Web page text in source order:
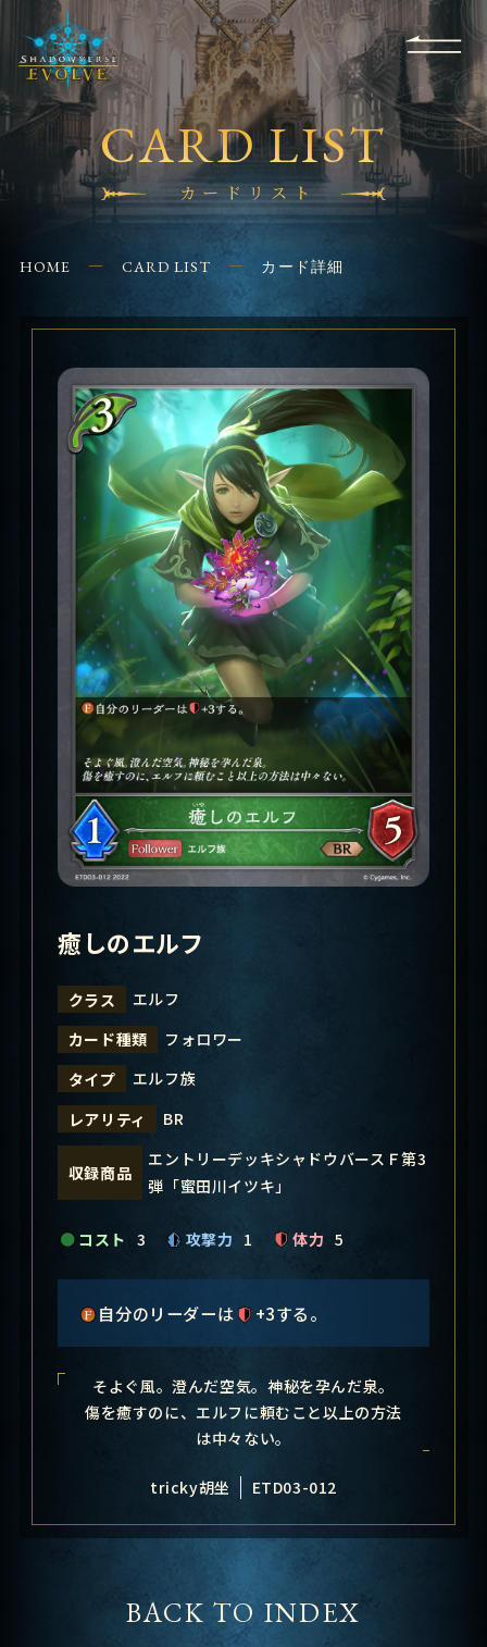
Q&A
EVENT SHOPS
FOR
BEGINNERS
APPLICATION
CONTACT
CARD LIST
カードリスト
HOME CARD LIST カード詳細
癒しのエルフ
クラス
エルフ
カード種類
フォロワー
タイプ
エルフ族
レアリティ
BR
収録商品
エントリーデッキシャドウバースＦ第3
弾「蜜田川イツキ」
コスト 3 攻撃力 1 体力 5
自分のリーダーは +3する。
そよぐ風。澄んだ空気。神秘を孕んだ泉。
傷を癒すのに、エルフに頼むこと以上の方法
は中々ない。
tricky胡坐 ETD03-012
BACK TO INDEX